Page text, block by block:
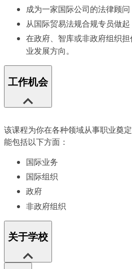
成为一家国际公司的法律顾问
从国际贸易法规合规专员做起
在政府、智库或非政府组织
业发展方向。
工作机会
该课程为你在各种领域从事职业奠
能包括以下方面：
国际业务
国际组织
政府
非政府组织
关于学校